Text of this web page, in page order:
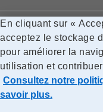
Blogues
Accessibilité
En cliquant sur «
acceptez le stockage
pour améliorer la
utilisation et
Consultez notre
savoir plus.